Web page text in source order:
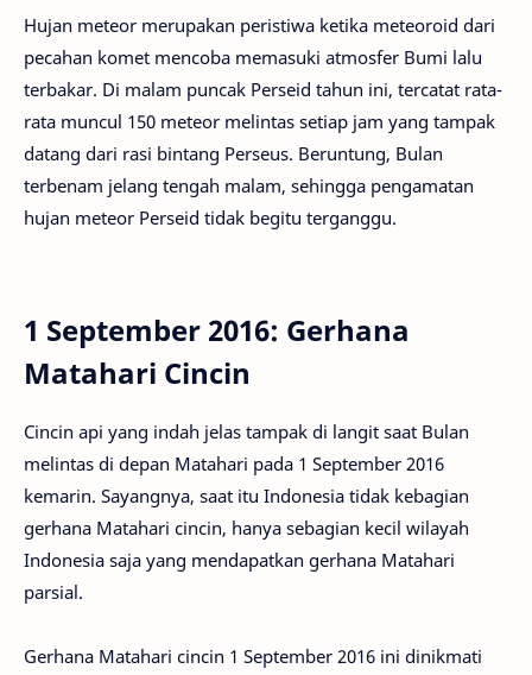
Hujan meteor merupakan peristiwa ketika meteoroid dari
pecahan komet mencoba memasuki atmosfer Bumi lalu
terbakar. Di malam puncak Perseid tahun ini, tercatat rata-
rata muncul 150 meteor melintas setiap jam yang tampak
datang dari rasi bintang Perseus. Beruntung, Bulan
terbenam jelang tengah malam, sehingga pengamatan
hujan meteor Perseid tidak begitu terganggu.
1 September 2016: Gerhana
Matahari Cincin
Cincin api yang indah jelas tampak di langit saat Bulan
melintas di depan Matahari pada 1 September 2016
kemarin. Sayangnya, saat itu Indonesia tidak kebagian
gerhana Matahari cincin, hanya sebagian kecil wilayah
Indonesia saja yang mendapatkan gerhana Matahari
parsial.
Gerhana Matahari cincin 1 September 2016 ini dinikmati